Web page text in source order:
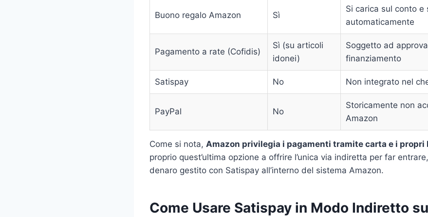
Buono regalo Amazon Sì
Si carica sul conto e
automaticamente
Pagamento a rate (Cofidis)
Sì (su articoli
idonei)
Soggetto ad
finanziamento
Satispay No Non integrato nel
PayPal No
Storicamente non
Amazon
Come si nota, Amazon privilegia i pagamenti tramite carta e i propri
proprio quest’ultima opzione a offrire l’unica via indiretta per far
denaro gestito con Satispay all’interno del sistema Amazon.
Come Usare Satispay in Modo Indiretto